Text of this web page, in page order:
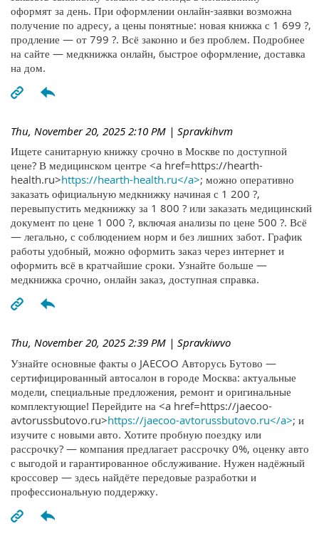
оформят за день. При оформлении онлайн-заявки возможна
получение по адресу, а цены понятные: новая книжка с 1 699 ?,
продление — от 799 ?. Всё законно и без проблем. Подробнее
на сайте — медкнижка онлайн, быстрое оформление, доставка
на дом.
Thu, November 20, 2025 2:10 PM | Spravkihvm
Ищете санитарную книжку срочно в Москве по доступной
цене? В медицинском центре <a href=https://hearth-
health.ru>https://hearth-health.ru</a>; можно оперативно
заказать официальную медкнижку начиная с 1 200 ?,
перевыпустить медкнижку за 1 800 ? или заказать медицинский
документ по цене 1 000 ?, включая анализы по цене 500 ?. Всё
— легально, с соблюдением норм и без лишних забот. График
работы удобный, можно оформить заказ через интернет и
оформить всё в кратчайшие сроки. Узнайте больше —
медкнижка срочно, онлайн заказ, доступная справка.
Thu, November 20, 2025 2:39 PM | Spravkiwvo
Узнайте основные факты о JAECOO Авторусь Бутово —
сертифицированный автосалон в городе Москва: актуальные
модели, специальные предложения, ремонт и оригинальные
комплектующие! Перейдите на <a href=https://jaecoo-
avtorussbutovo.ru>https://jaecoo-avtorussbutovo.ru</a>; и
изучите с новыми авто. Хотите пробную поездку или
рассрочку? — компания предлагает рассрочку 0%, оценку авто
с выгодой и гарантированное обслуживание. Нужен надёжный
кроссовер — здесь найдёте передовые разработки и
профессиональную поддержку.